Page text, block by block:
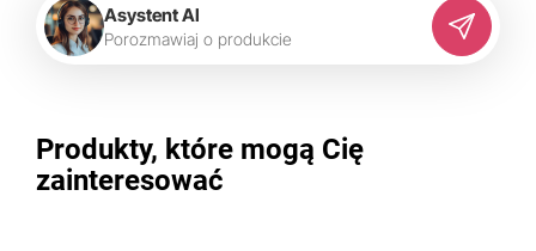
Asystent AI
Porozmawiaj o produkcie
Produkty, które mogą Cię
zainteresować